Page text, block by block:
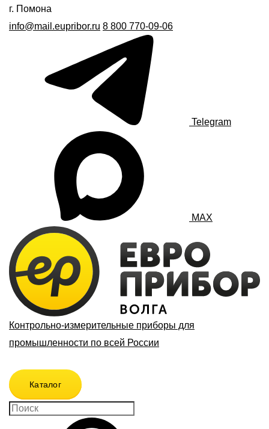
г. Помона
info@mail.eupribor.ru 8 800 770-09-06
Telegram
MAX
Контрольно-измерительные приборы для
промышленности по всей России
Каталог